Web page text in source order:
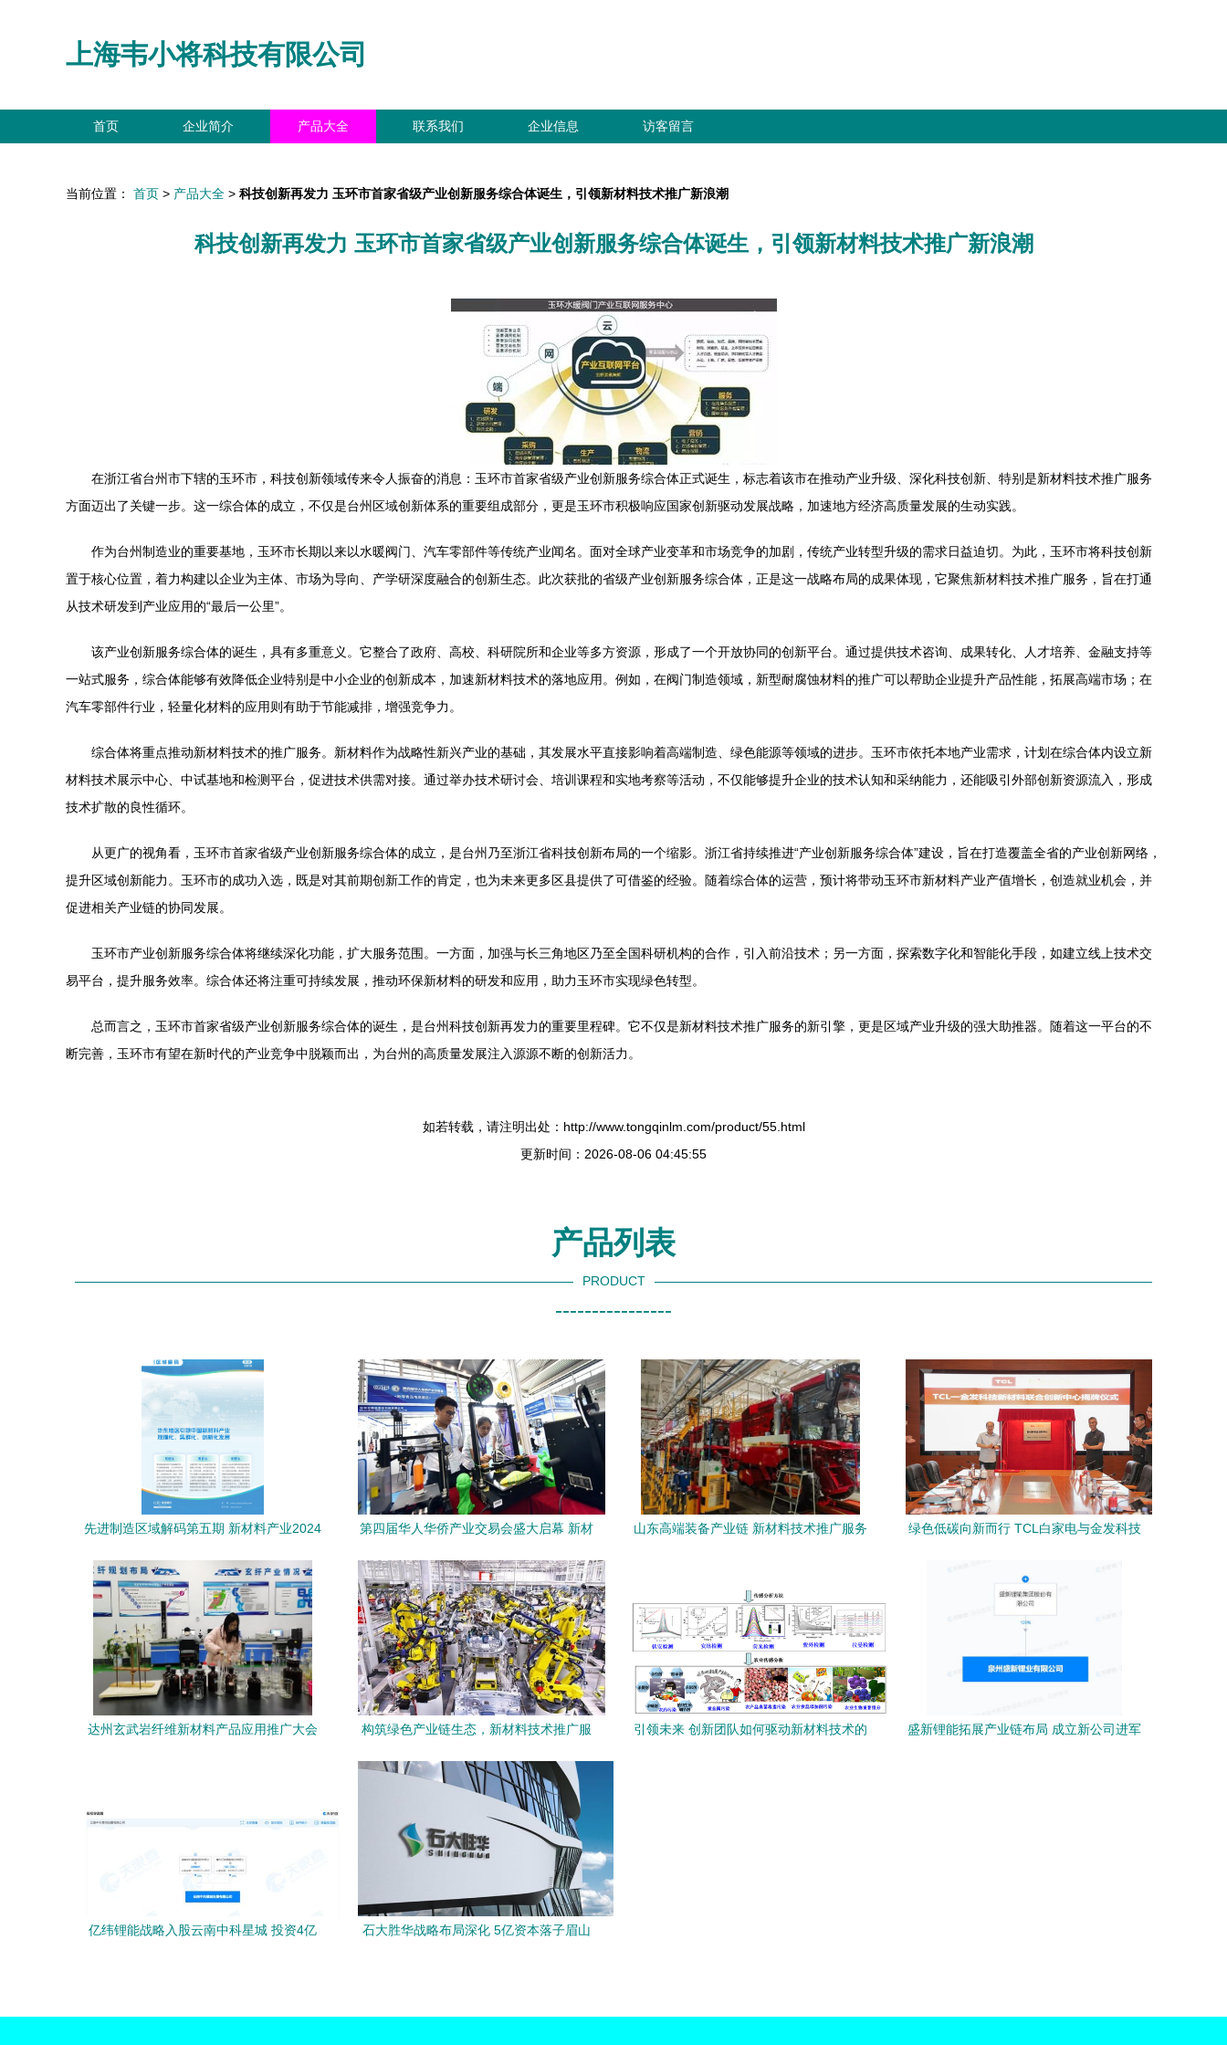
上海韦小将科技有限公司
首页 企业简介 产品大全 联系我们 企业信息 访客留言
当前位置： 首页 > 产品大全 > 科技创新再发力 玉环市首家省级产业创新服务综合体诞生，引领新材料技术推广新浪潮
科技创新再发力 玉环市首家省级产业创新服务综合体诞生，引领新材料技术推广新浪潮
在浙江省台州市下辖的玉环市，科技创新领域传来令人振奋的消息：玉环市首家省级产业创新服务综合体正式诞生，标志着该市在推动产业升级、深化科技创新、特别是新材料技术推广服务
方面迈出了关键一步。这一综合体的成立，不仅是台州区域创新体系的重要组成部分，更是玉环市积极响应国家创新驱动发展战略，加速地方经济高质量发展的生动实践。
作为台州制造业的重要基地，玉环市长期以来以水暖阀门、汽车零部件等传统产业闻名。面对全球产业变革和市场竞争的加剧，传统产业转型升级的需求日益迫切。为此，玉环市将科技创新
置于核心位置，着力构建以企业为主体、市场为导向、产学研深度融合的创新生态。此次获批的省级产业创新服务综合体，正是这一战略布局的成果体现，它聚焦新材料技术推广服务，旨在打通
从技术研发到产业应用的“最后一公里”。
该产业创新服务综合体的诞生，具有多重意义。它整合了政府、高校、科研院所和企业等多方资源，形成了一个开放协同的创新平台。通过提供技术咨询、成果转化、人才培养、金融支持等
一站式服务，综合体能够有效降低企业特别是中小企业的创新成本，加速新材料技术的落地应用。例如，在阀门制造领域，新型耐腐蚀材料的推广可以帮助企业提升产品性能，拓展高端市场；在
汽车零部件行业，轻量化材料的应用则有助于节能减排，增强竞争力。
综合体将重点推动新材料技术的推广服务。新材料作为战略性新兴产业的基础，其发展水平直接影响着高端制造、绿色能源等领域的进步。玉环市依托本地产业需求，计划在综合体内设立新
材料技术展示中心、中试基地和检测平台，促进技术供需对接。通过举办技术研讨会、培训课程和实地考察等活动，不仅能够提升企业的技术认知和采纳能力，还能吸引外部创新资源流入，形成
技术扩散的良性循环。
从更广的视角看，玉环市首家省级产业创新服务综合体的成立，是台州乃至浙江省科技创新布局的一个缩影。浙江省持续推进“产业创新服务综合体”建设，旨在打造覆盖全省的产业创新网络，
提升区域创新能力。玉环市的成功入选，既是对其前期创新工作的肯定，也为未来更多区县提供了可借鉴的经验。随着综合体的运营，预计将带动玉环市新材料产业产值增长，创造就业机会，并
促进相关产业链的协同发展。
玉环市产业创新服务综合体将继续深化功能，扩大服务范围。一方面，加强与长三角地区乃至全国科研机构的合作，引入前沿技术；另一方面，探索数字化和智能化手段，如建立线上技术交
易平台，提升服务效率。综合体还将注重可持续发展，推动环保新材料的研发和应用，助力玉环市实现绿色转型。
总而言之，玉环市首家省级产业创新服务综合体的诞生，是台州科技创新再发力的重要里程碑。它不仅是新材料技术推广服务的新引擎，更是区域产业升级的强大助推器。随着这一平台的不
断完善，玉环市有望在新时代的产业竞争中脱颖而出，为台州的高质量发展注入源源不断的创新活力。
如若转载，请注明出处：http://www.tongqinlm.com/product/55.html
更新时间：2026-08-06 04:45:55
产品列表
PRODUCT
----------------
先进制造区域解码第五期 新材料产业2024
化、创新化的引领之路
第四届华人华侨产业交易会盛大启幕 新材
山东高端装备产业链 新材料技术推广服务
绿色低碳向新而行 TCL白家电与金发科技
技术革新
达州玄武岩纤维新材料产品应用推广大会
构筑绿色产业链生态，新材料技术推广服
告解读
引领未来 创新团队如何驱动新材料技术的
盛新锂能拓展产业链布局 成立新公司进军
亿纬锂能战略入股云南中科星城 投资4亿
石大胜华战略布局深化 5亿资本落子眉山